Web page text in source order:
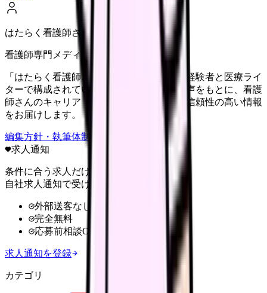
はたらく看護師さん編集部
看護師専門メディア
「はたらく看護師さん」編集部は、看護師経験者と医療ライ
ターで構成されています。現場のリアルな声をもとに、看護
師さんのキャリア・転職・働き方に関する信頼性の高い情報
をお届けします。
編集方針・執筆体制・監修体制を見る
求人通知
条件に合う求人だけ
自社求人通知で受け取る
外部送客なし
完全無料
応募前相談OK
求人通知を登録
カテゴリ